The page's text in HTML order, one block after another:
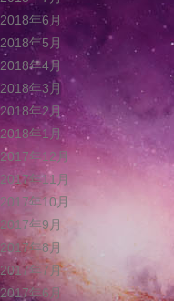
2018年6月
2018年5月
2018年4月
2018年3月
2018年2月
2018年1月
2017年12月
2017年11月
2017年10月
2017年9月
2017年8月
2017年7月
2017年6月